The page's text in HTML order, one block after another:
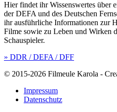
Hier findet ihr Wissenswertes über
der DEFA und des Deutschen
ihr ausführliche Informationen zur
Filme sowie zu Leben und Wirken
Schauspieler.
» DDR / DEFA / DFF
© 2015-2026 Filmeule Karola -
Impressum
Datenschutz